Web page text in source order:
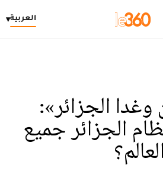
العربية▾
وغدا الجزائر»:
الجزائر جميع